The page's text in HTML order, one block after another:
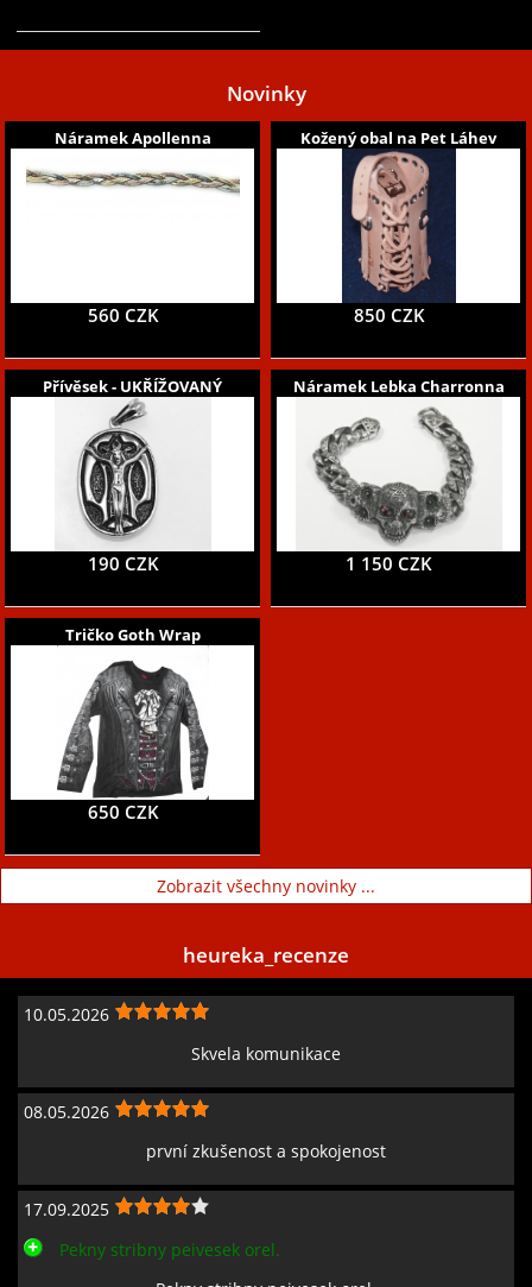
Novinky
Náramek Apollenna
560 CZK
Kožený obal na Pet Láhev
850 CZK
Přívěsek - UKŘÍŽOVANÝ
190 CZK
Náramek Lebka Charronna
1 150 CZK
Tričko Goth Wrap
650 CZK
Zobrazit všechny novinky ...
heureka_recenze
10.05.2026
Skvela komunikace
08.05.2026
první zkušenost a spokojenost
17.09.2025
Pekny stribny peivesek orel.